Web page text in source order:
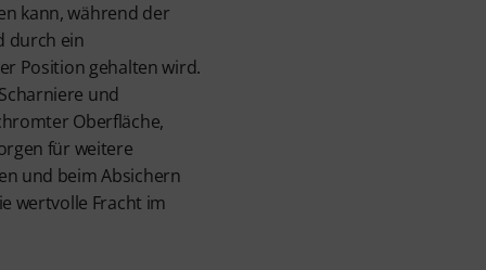
kann, während der
durch ein
Position gehalten wird.
und
Oberfläche,
für weitere
und beim Absichern
wertvolle Fracht im